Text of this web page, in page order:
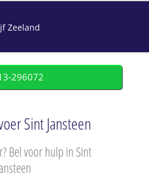
Zeeland
296072
Sint Jansteen
Bel voor hulp in Sint